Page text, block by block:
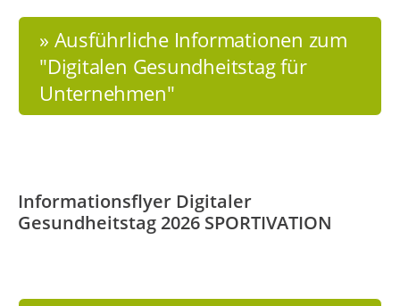
» Ausführliche Informationen zum
"Digitalen Gesundheitstag für
Unternehmen"
Informationsflyer Digitaler
Gesundheitstag 2026 SPORTIVATION